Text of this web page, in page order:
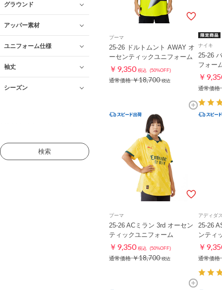
検索
グラウンド
アッパー素材
ユニフォーム仕様
袖丈
シーズン
プーマ
25-26 ドルトムント AWAY オ
ーセンティックユニフォーム
￥9,350 税込 (50%OFF)
通常価格￥18,700 税込
ナイキ
25-26
フォー
￥
通常価格
プーマ
25-26 ACミラン 3rd オーセン
ティックユニフォーム
￥9,350 税込 (50%OFF)
通常価格￥18,700 税込
アディダ
25-26
ンティ
￥
通常価格